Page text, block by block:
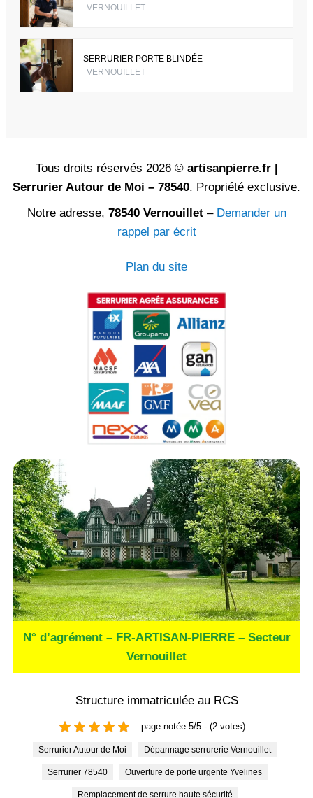
VERNOUILLET
SERRURIER PORTE BLINDÉE
VERNOUILLET
Tous droits réservés 2026 © artisanpierre.fr |
Serrurier Autour de Moi – 78540. Propriété exclusive.
Notre adresse, 78540 Vernouillet– Demander un
rappel par écrit
Plan du site
N° d’agrément – FR-ARTISAN-PIERRE – Secteur
Vernouillet
Structure immatriculée au RCS
page notée 5/5 - (2 votes)
Serrurier Autour de Moi Dépannage serrurerie Vernouillet
Serrurier 78540 Ouverture de porte urgente Yvelines
Remplacement de serrure haute sécurité